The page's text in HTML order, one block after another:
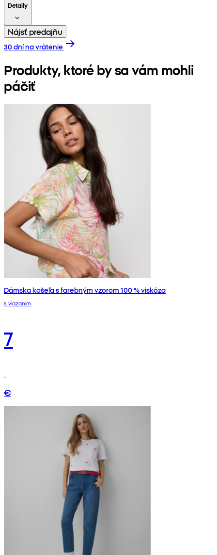
Detaily
Nájsť predajňu
30 dní na vrátenie
Produkty, ktoré by sa vám mohli
páčiť
Dámska košeľa s farebným vzorom 100 % viskóza
s viazaním
7
€